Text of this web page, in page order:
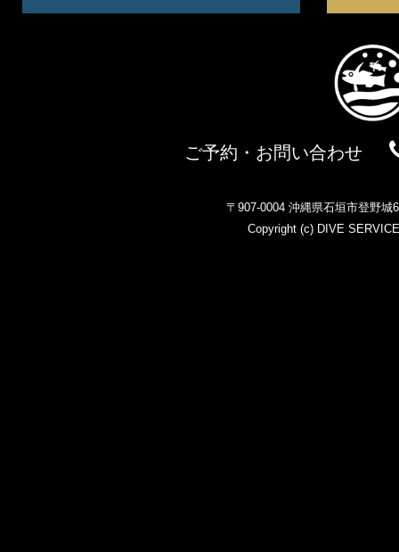
ご予約・お問い合わせ
〒907-0004 沖縄県石垣市登野城
Copyright (c) DIVE